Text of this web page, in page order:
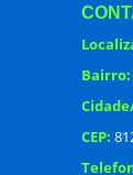
Bairro:
CEP: